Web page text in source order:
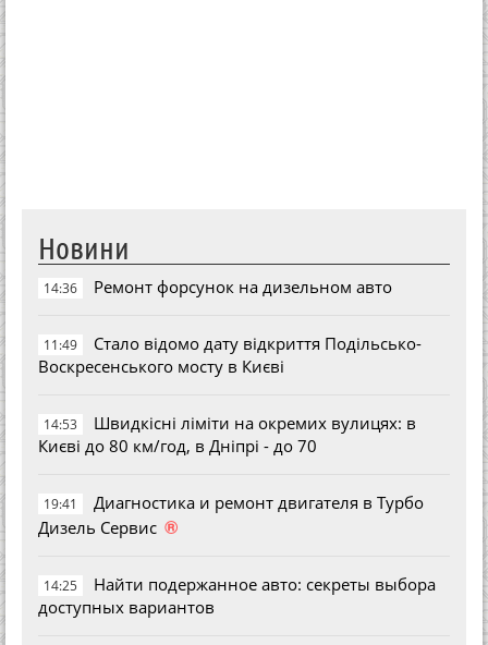
Новини
14:36 Ремонт форсунок на дизельном авто
11:49
Стало відомо дату відкриття Подільсько-
Воскресенського мосту в Києві
14:53
Швидкісні ліміти на окремих вулицях: в
Києві до 80 км/год, в Дніпрі - до 70
19:41
Диагностика и ремонт двигателя в Турбо
Дизель Сервис ®
14:25
Найти подержанное авто: секреты выбора
доступных вариантов